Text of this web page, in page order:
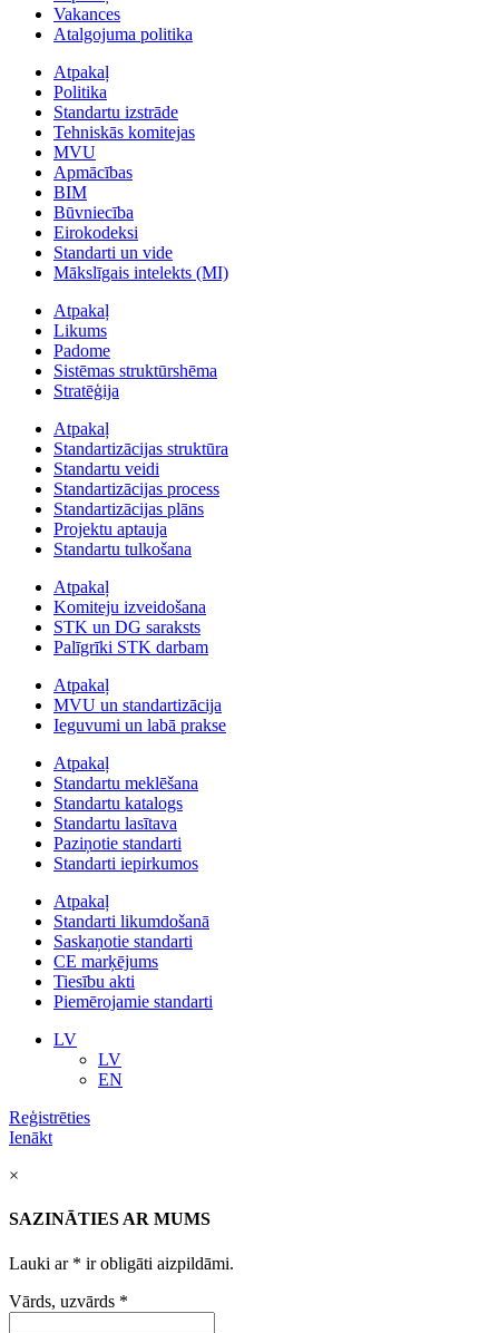
Vakances
Atalgojuma politika
Atpakaļ
Politika
Standartu izstrāde
Tehniskās komitejas
MVU
Apmācības
BIM
Būvniecība
Eirokodeksi
Standarti un vide
Mākslīgais intelekts (MI)
Atpakaļ
Likums
Padome
Sistēmas struktūrshēma
Stratēģija
Atpakaļ
Standartizācijas struktūra
Standartu veidi
Standartizācijas process
Standartizācijas plāns
Projektu aptauja
Standartu tulkošana
Atpakaļ
Komiteju izveidošana
STK un DG saraksts
Palīgrīki STK darbam
Atpakaļ
MVU un standartizācija
Ieguvumi un labā prakse
Atpakaļ
Standartu meklēšana
Standartu katalogs
Standartu lasītava
Paziņotie standarti
Standarti iepirkumos
Atpakaļ
Standarti likumdošanā
Saskaņotie standarti
CE marķējums
Tiesību akti
Piemērojamie standarti
LV
LV
EN
Reģistrēties
Ienākt
×
SAZINĀTIES AR MUMS
Lauki ar * ir obligāti aizpildāmi.
Vārds, uzvārds *